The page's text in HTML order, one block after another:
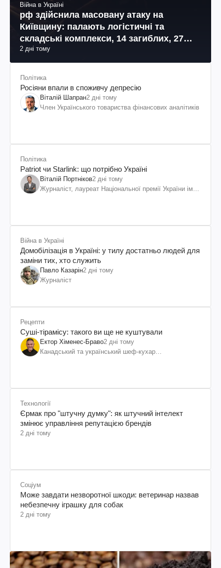
Війна в Україні
рф здійснила масовану атаку на
Київщину: палають логістичні та
складські комплекси, 14 загиблих, 27
поранених (фото, відео)
2 дні тому
Політика
Росіяни впали в споживчу депресію
Віталій Шапран2 дні тому
Член Українського товариства фінансових аналітиків
Політика
Patriot чи Starlink: що потрібно Україні
Віталій Портніков2 дні тому
Журналіст, лауреат Національної премії України ім.
Війна в Україні
Домобілізація в Україні: у тилу достатньо людей для
заміни тих, хто служить
Павло Казарін2 дні тому
Журналіст
Рецепти
Суші-тірамісу: такого ви ще не куштували
Ектор Хіменес-Браво2 дні тому
Канадський та український шеф-кухар
Технології
Єрмак про "штучну думку": як штучний інтелект
змінює управління репутацією брендів
2 дні тому
Соціум
Може завдати незворотної шкоди: ветеринар назвав
небезпечну іграшку для собак
2 дні тому